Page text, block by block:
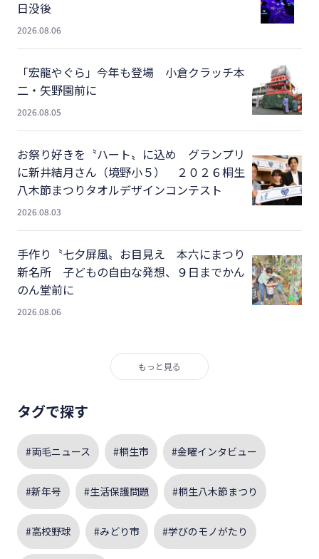
日没後
2026.08.06
「宏龍やぐら」今年も登場 小倉クラッチ本
二・矢野園前に
2026.08.05
お祭り好きを〝ハート〟に込め グランプリ
に新井結月さん（境野小５） ２０２６桐生
八木節まつりタオルデザインコンテスト
2026.08.03
手作り〝七夕屏風〟お目見え 本六にまつり
新名所 子どもの自由な発想、９日までかん
のん堂前に
2026.08.06
もっと見る
タグで探す
#両毛ニュース #桐生市 #金曜インタビュー
#新年号 #生活保護問題 #桐生八木節まつり
#高校野球 #みどり市 #学びのモノがたり